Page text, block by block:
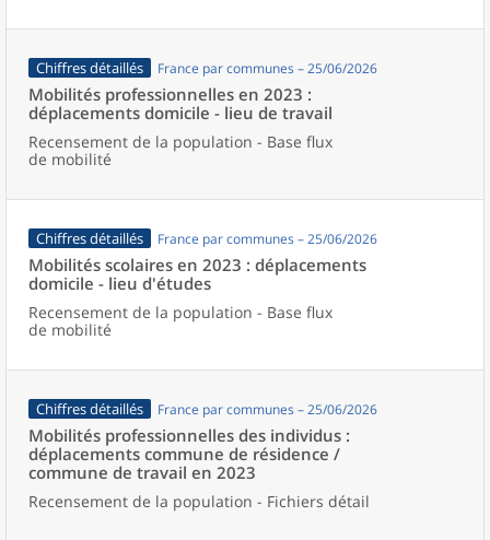
Chiffres détaillés France par communes – 25/06/2026
Mobilités professionnelles en 2023 :
déplacements domicile - lieu de travail
Recensement de la population - Base flux
de mobilité
Chiffres détaillés France par communes – 25/06/2026
Mobilités scolaires en 2023 : déplacements
domicile - lieu d'études
Recensement de la population - Base flux
de mobilité
Chiffres détaillés France par communes – 25/06/2026
Mobilités professionnelles des individus :
déplacements commune de résidence /
commune de travail en 2023
Recensement de la population - Fichiers détail